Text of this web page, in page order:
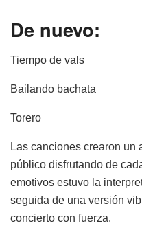
De nuevo:
Tiempo de vals
Bailando bachata
Torero
Las canciones crearon un
público disfrutando de
emotivos estuvo la
seguida de una versión
concierto con fuerza.